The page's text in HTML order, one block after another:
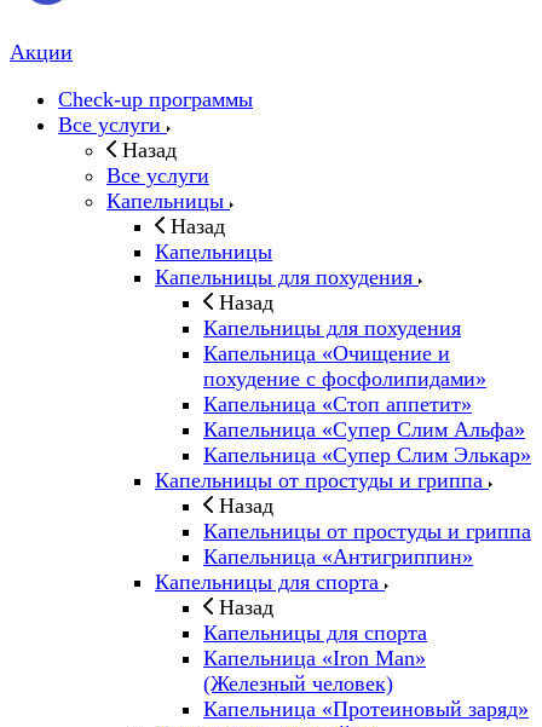
Акции
Check-up программы
Все услуги
Назад
Все услуги
Капельницы
Назад
Капельницы
Капельницы для похудения
Назад
Капельницы для похудения
Капельница «Очищение и
похудение с фосфолипидами»
Капельница «Стоп аппетит»
Капельница «Супер Слим Альфа»
Капельница «Супер Слим Элькар»
Капельницы от простуды и гриппа
Назад
Капельницы от простуды и гриппа
Капельница «Антигриппин»
Капельницы для спорта
Назад
Капельницы для спорта
Капельница «Iron Man»
(Железный человек)
Капельница «Протеиновый заряд»